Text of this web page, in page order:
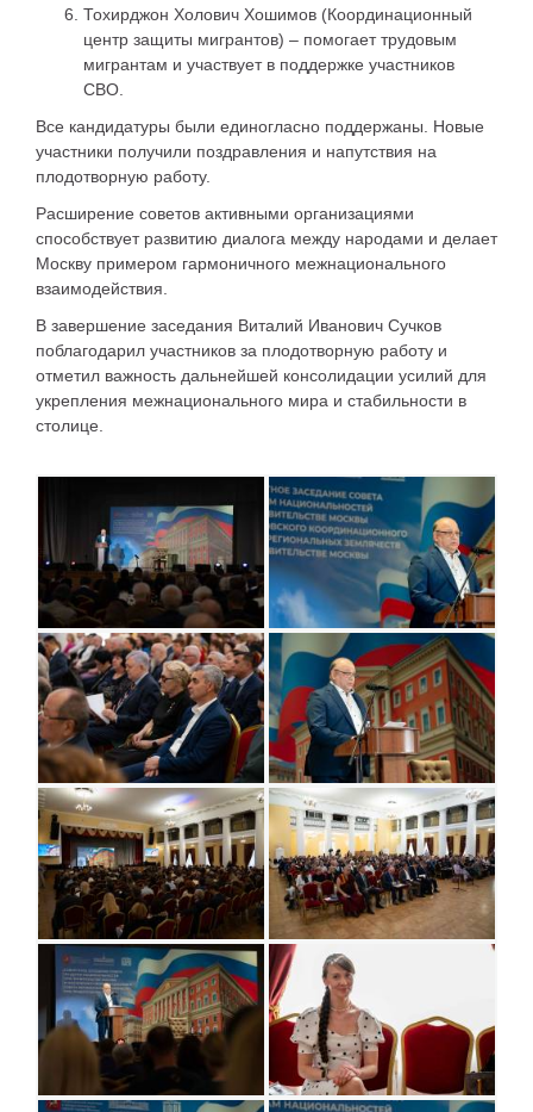
Тохирджон Холович Хошимов (Координационный
центр защиты мигрантов) – помогает трудовым
мигрантам и участвует в поддержке участников
СВО.
Все кандидатуры были единогласно поддержаны. Новые
участники получили поздравления и напутствия на
плодотворную работу.
Расширение советов активными организациями
способствует развитию диалога между народами и делает
Москву примером гармоничного межнационального
взаимодействия.
В завершение заседания Виталий Иванович Сучков
поблагодарил участников за плодотворную работу и
отметил важность дальнейшей консолидации усилий для
укрепления межнационального мира и стабильности в
столице.